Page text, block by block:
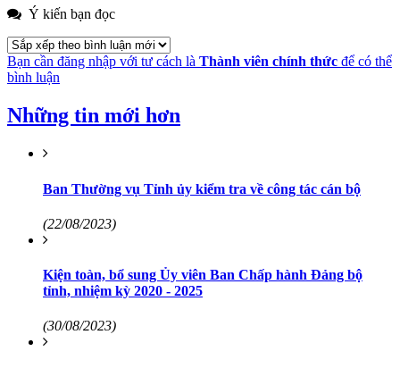
Ý kiến bạn đọc
Bạn cần đăng nhập với tư cách là Thành viên chính thức để có thể
bình luận
Những tin mới hơn
Ban Thường vụ Tỉnh ủy kiểm tra về công tác cán bộ
(22/08/2023)
Kiện toàn, bổ sung Ủy viên Ban Chấp hành Đảng bộ
tỉnh, nhiệm kỳ 2020 - 2025
(30/08/2023)